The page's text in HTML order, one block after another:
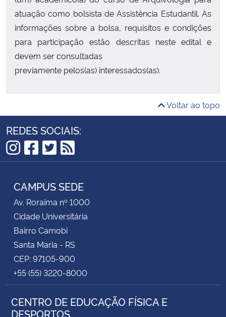
atuação como bolsista de Assistência Estudantil. As
informações sobre a bolsa, requisitos e condições
para participação estão descritas neste edital e
devem ser consultadas
previamente pelos(as) interessados(as).
Voltar ao topo
REDES SOCIAIS:
Instagram
Facebook
Twitter
RSS
CAMPUS SEDE
Av. Roraima nº 1000
Cidade Universitária
Bairro Camobi
Santa Maria - RS
CEP: 97105-900
+55 (55) 3220-8000
CENTRO DE EDUCAÇÃO FÍSICA E
DESPORTOS